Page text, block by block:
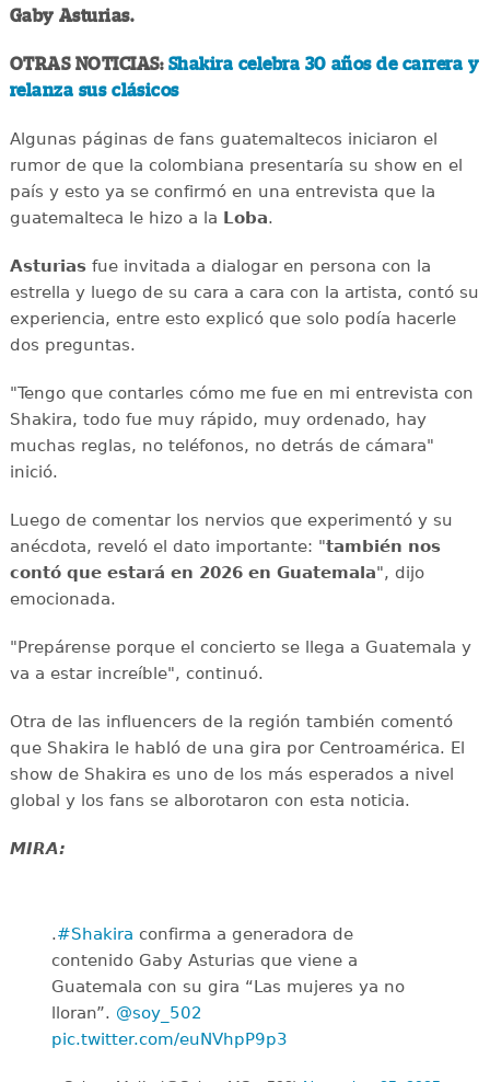
Gaby Asturias.
OTRAS NOTICIAS: Shakira celebra 30 años de carrera y
relanza sus clásicos
Algunas páginas de fans guatemaltecos iniciaron el
rumor de que la colombiana presentaría su show en el
país y esto ya se confirmó en una entrevista que la
guatemalteca le hizo a la Loba.
Asturiasfue invitada a dialogar en persona con la
estrella y luego de su cara a cara con la artista, contó su
experiencia, entre esto explicó que solo podía hacerle
dos preguntas.
"Tengo que contarles cómo me fue en mi entrevista con
Shakira, todo fue muy rápido, muy ordenado, hay
muchas reglas, no teléfonos, no detrás de cámara"
inició.
Luego de comentar los nervios que experimentó y su
anécdota, reveló el dato importante: "también nos
contó que estará en 2026 en Guatemala", dijo
emocionada.
"Prepárense porque el concierto se llega a Guatemala y
va a estar increíble", continuó.
Otra de las influencers de la región también comentó
que Shakira le habló de una gira por Centroamérica. El
show de Shakira es uno de los más esperados a nivel
global y los fans se alborotaron con esta noticia.
MIRA:
.#Shakira confirma a generadora de
contenido Gaby Asturias que viene a
Guatemala con su gira “Las mujeres ya no
lloran”. @soy_502
pic.twitter.com/euNVhpP9p3